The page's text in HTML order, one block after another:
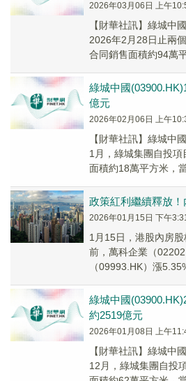
2026年03月06日 上午
【財華社訊】綠城中
2026年2月28日止兩
合同銷售面積約94萬
綠城中國
億元
2026年02月06日 上午
【財華社訊】綠城中
1月，綠城集團自投
面積約18萬平方米，
政策紅利繼續釋放
2026年01月15日 下午
1月15日，港股內房
前，萬科企業（
（09993.HK）漲
綠城中國
約2519億元
2026年01月08日 上午
【財華社訊】綠城中
12月，綠城集團自投